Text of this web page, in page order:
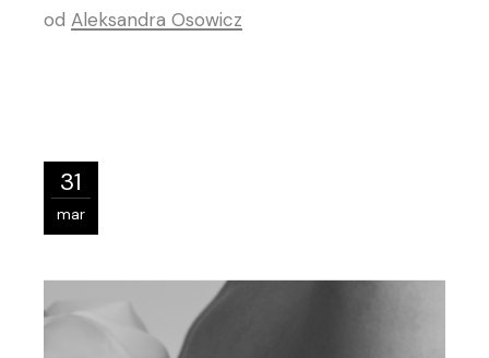
od Aleksandra Osowicz
31
mar